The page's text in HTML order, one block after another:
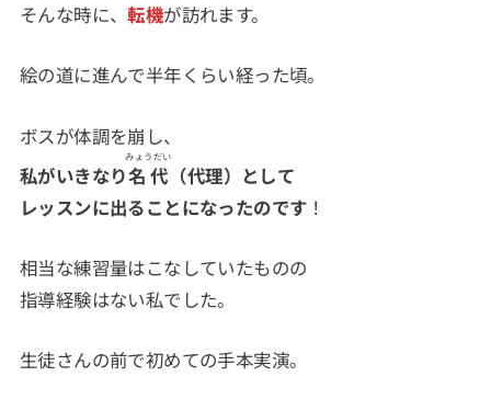
そんな時に、転機が訪れます。
絵の道に進んで半年くらい経った頃。
ボスが体調を崩し、
私がいきなり名代
みょうだい
（代理）として
レッスンに出ることになったのです ！
相当な練習量はこなしていたものの
指導経験はない私でした。
生徒さんの前で初めての手本実演。